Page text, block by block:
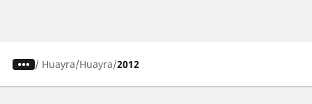
/ Huayra Huayra 2012